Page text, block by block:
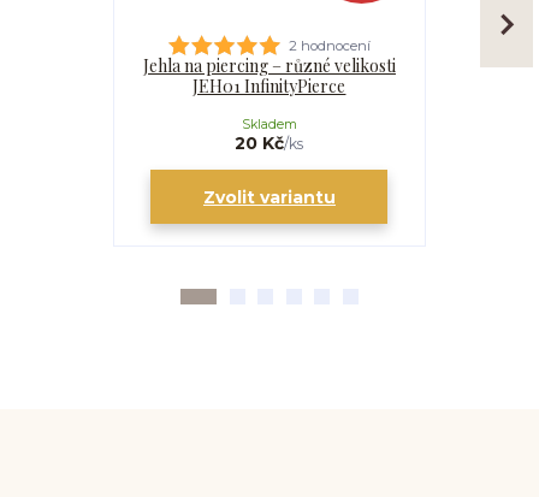
2 hodnocení
Jehla na piercing – různé velikosti
JEH01 InfinityPierce
20 Kč/ks
Skladem
Zvolit variantu